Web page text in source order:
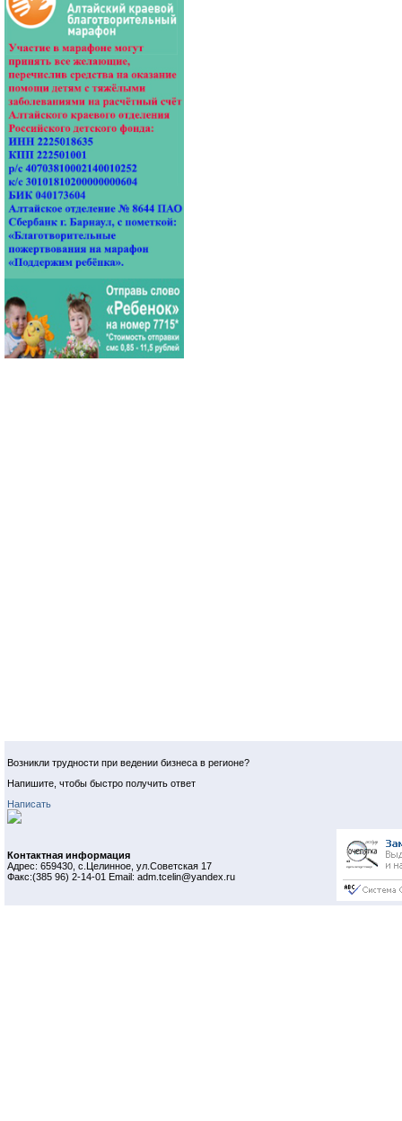
Возникли трудности при ведении бизнеса в регионе?
Напишите, чтобы быстро получить ответ
Написать
Контактная информация
Адрес: 659430, с.Целинное, ул.Советская 17
Факс:(385 96) 2-14-01 Email: adm.tcelin@yandex.ru